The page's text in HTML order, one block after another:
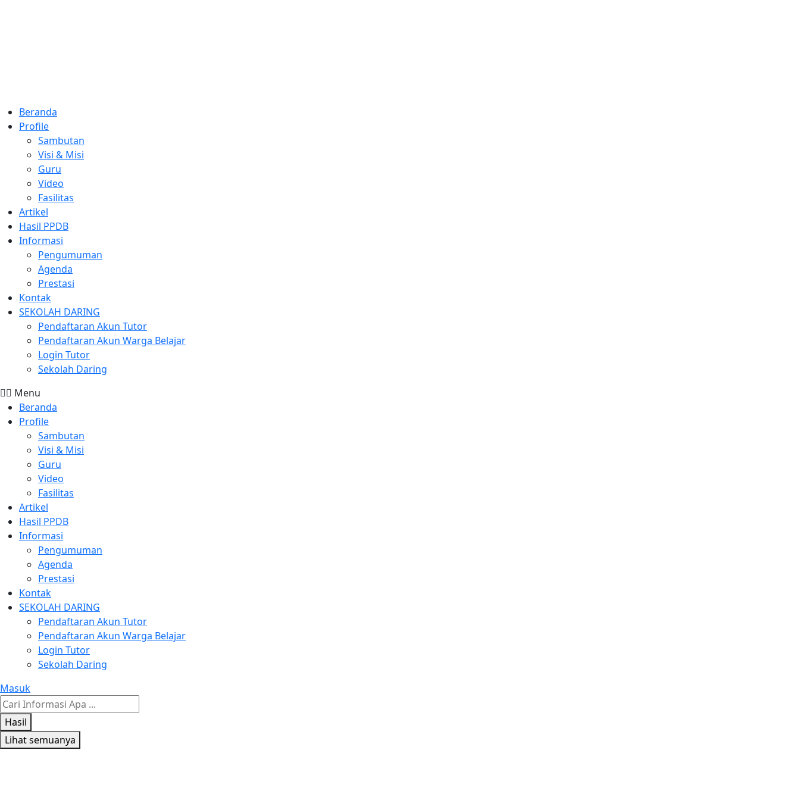
Beranda
Profile
Sambutan
Visi & Misi
Guru
Video
Fasilitas
Artikel
Hasil PPDB
Informasi
Pengumuman
Agenda
Prestasi
Kontak
SEKOLAH DARING
Pendaftaran Akun Tutor
Pendaftaran Akun Warga Belajar
Login Tutor
Sekolah Daring
Menu
Beranda
Profile
Sambutan
Visi & Misi
Guru
Video
Fasilitas
Artikel
Hasil PPDB
Informasi
Pengumuman
Agenda
Prestasi
Kontak
SEKOLAH DARING
Pendaftaran Akun Tutor
Pendaftaran Akun Warga Belajar
Login Tutor
Sekolah Daring
Masuk
Search
...Hasil
Lihat semuanya